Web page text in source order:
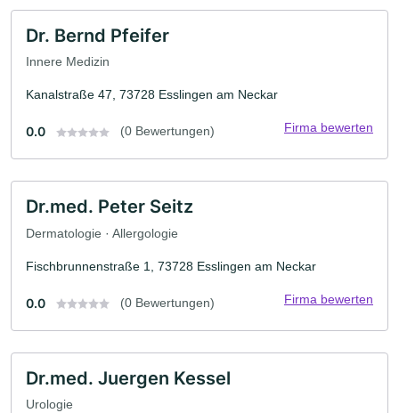
Dr. Bernd Pfeifer
Innere Medizin
Kanalstraße 47, 73728 Esslingen am Neckar
0.0 (0 Bewertungen) Firma bewerten
Dr.med. Peter Seitz
Dermatologie · Allergologie
Fischbrunnenstraße 1, 73728 Esslingen am Neckar
0.0 (0 Bewertungen) Firma bewerten
Dr.med. Juergen Kessel
Urologie